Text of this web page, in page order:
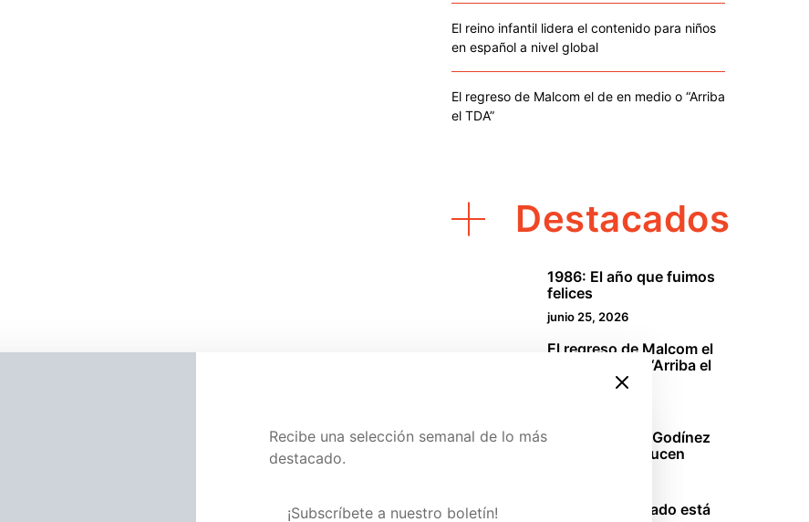
El reino infantil lidera el contenido para niños
en español a nivel global
El regreso de Malcom el de en medio o “Arriba
el TDA”
Destacados
1986: El año que fuimos
felices
junio 25, 2026
El regreso de Malcom el
de en medio o “Arriba el
3
La oficina: Los Godínez
mexicanos se lucen
4
Sinners: El pecado está
Visita nuestra página de Patreon y conoce
Recibe una selección semanal de lo más
destacado.
¡Subscríbete a nuestro boletín!